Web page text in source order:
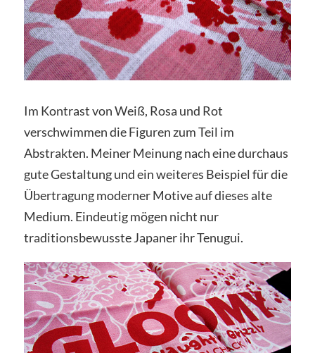
Im Kontrast von Weiß, Rosa und Rot
verschwimmen die Figuren zum Teil im
Abstrakten. Meiner Meinung nach eine durchaus
gute Gestaltung und ein weiteres Beispiel für die
Übertragung moderner Motive auf dieses alte
Medium. Eindeutig mögen nicht nur
traditionsbewusste Japaner ihr Tenugui.